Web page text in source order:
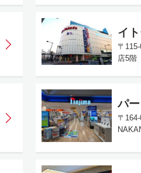
イ
〒
店5階
パ
〒